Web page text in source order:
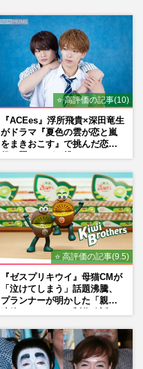
⭐ 高評価の記事(10)
『ACEes』浮所飛貴×深田竜生
がドラマ『夏色の雲が恋と嵐
をまきおこす』で挑んだ恋人
⭐ 高評価の記事(9.5)
『ゼスプリキウイ』母猫CMが
「泣けてしまう」話題沸騰、
プランナーが明かした「親に